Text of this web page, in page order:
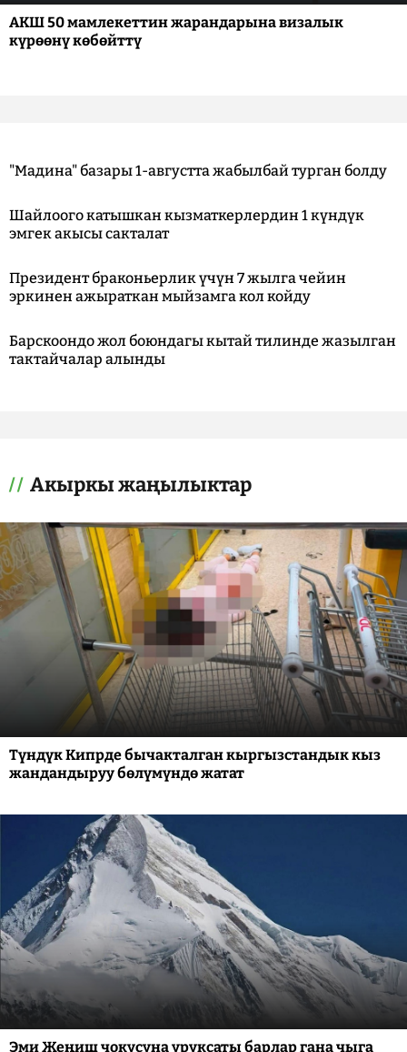
АКШ 50 мамлекеттин жарандарына визалык
күрөөнү көбөйттү
"Мадина" базары 1-августта жабылбай турган болду
Шайлоого катышкан кызматкерлердин 1 күндүк
эмгек акысы сакталат
Президент браконьерлик үчүн 7 жылга чейин
эркинен ажыраткан мыйзамга кол койду
Барскоондо жол боюндагы кытай тилинде жазылган
тактайчалар алынды
Акыркы жаңылыктар
Түндүк Кипрде бычакталган кыргызстандык кыз
жандандыруу бөлүмүндө жатат
Эми Жеңиш чокусуна уруксаты барлар гана чыга